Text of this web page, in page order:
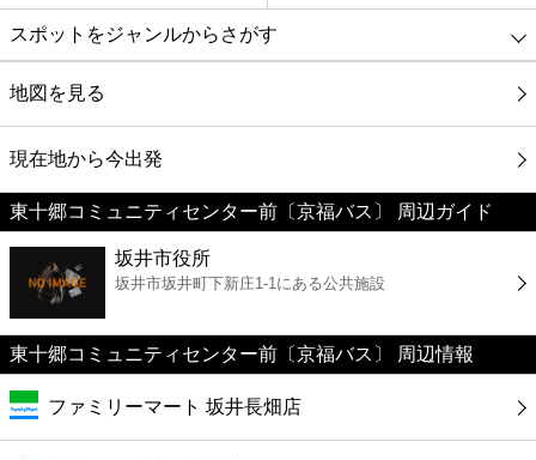
スポットをジャンルからさがす
グルメ
映画
美容
コンビニ
薬局
スーパー
地図を見る
現在地から今出発
東十郷コミュニティセンター前〔京福バス〕 周辺ガイド
坂井市役所
坂井市坂井町下新庄1-1にある公共施設
東十郷コミュニティセンター前〔京福バス〕 周辺情報
ファミリーマート 坂井長畑店